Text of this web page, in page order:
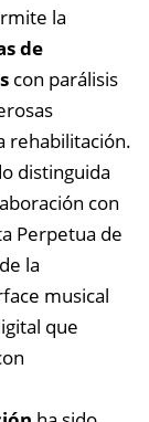
la
de
con parálisis
rehabilitación.
distinguida
con
Perpetua de
la
musical
que